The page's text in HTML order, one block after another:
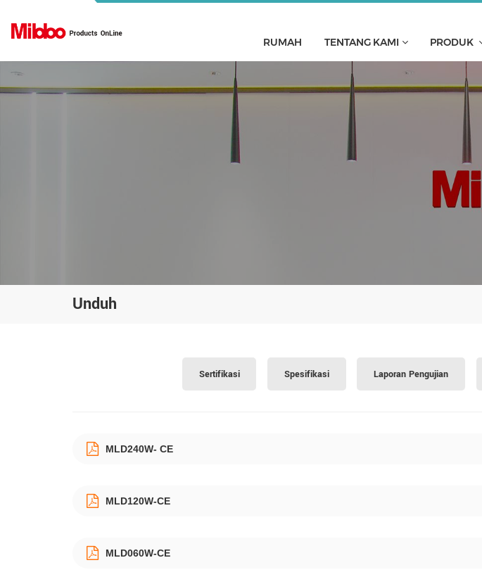
RUMAH TENTANG KAMI PRODUK
Unduh
Sertifikasi Spesifikasi Laporan Pengujian
MLD240W- CE
MLD120W-CE
MLD060W-CE